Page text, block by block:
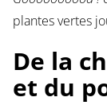
plantes vertes
De la
et du